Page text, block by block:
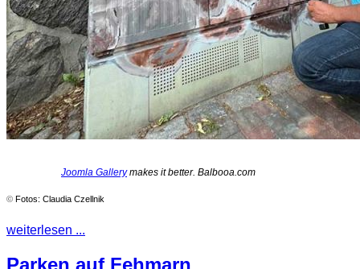
Joomla Gallerymakes it better. Balbooa.com
© Fotos: Claudia Czellnik
weiterlesen ...
Parken auf Fehmarn